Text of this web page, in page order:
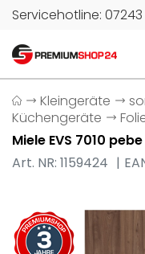
Servicehotline:
Kleingeräte
Küchengeräte
Miele EVS 7010
Art. NR: 1159424